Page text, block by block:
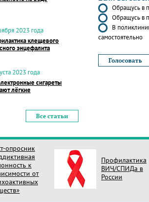
2023 года
клещевого
энцефалита
2023 года
сигареты
лёгкие
Все статьи
Обращусь в
Обращусь в
В
самостоятельно
СПИДа в
Опрос Оцени
новый стиль
поликлиник